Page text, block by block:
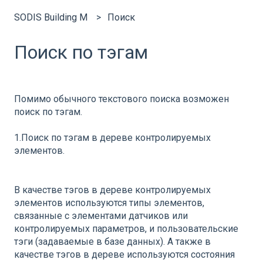
SODIS Building M Поиск
Поиск по тэгам
Помимо обычного текстового поиска возможен
поиск по тэгам.
1.Поиск по тэгам в дереве контролируемых
элементов.
В качестве тэгов в дереве контролируемых
элементов используются типы элементов,
связанные с элементами датчиков или
контролируемых параметров, и пользовательские
тэги (задаваемые в базе данных). А также в
качестве тэгов в дереве используются состояния